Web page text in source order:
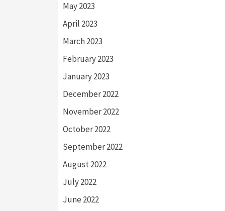
May 2023
April 2023
March 2023
February 2023
January 2023
December 2022
November 2022
October 2022
September 2022
August 2022
July 2022
June 2022